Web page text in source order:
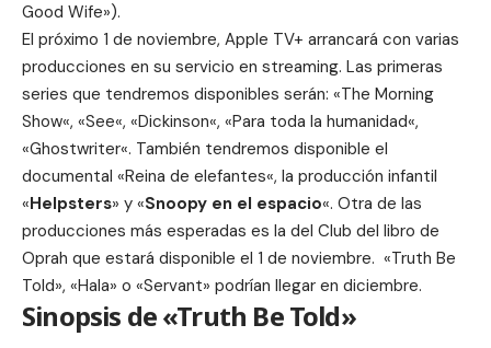
Good Wife»).
El próximo 1 de noviembre, Apple TV+ arrancará con varias
producciones en su servicio en streaming. Las primeras
series que tendremos disponibles serán: «The Morning
Show«, «See«, «Dickinson«, «Para toda la humanidad«,
«Ghostwriter«. También tendremos disponible el
documental «Reina de elefantes«, la producción infantil
«Helpsters» y «Snoopy en el espacio«. Otra de las
producciones más esperadas es la del Club del libro de
Oprah que estará disponible el 1 de noviembre. «Truth Be
Told», «Hala» o «Servant» podrían llegar en diciembre.
Sinopsis de «Truth Be Told»